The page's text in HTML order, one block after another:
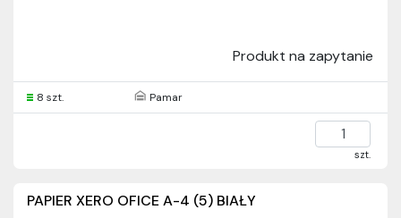
Produkt na zapytanie
8 szt. Pamar
szt.
PAPIER XERO OFICE A-4 (5) BIAŁY